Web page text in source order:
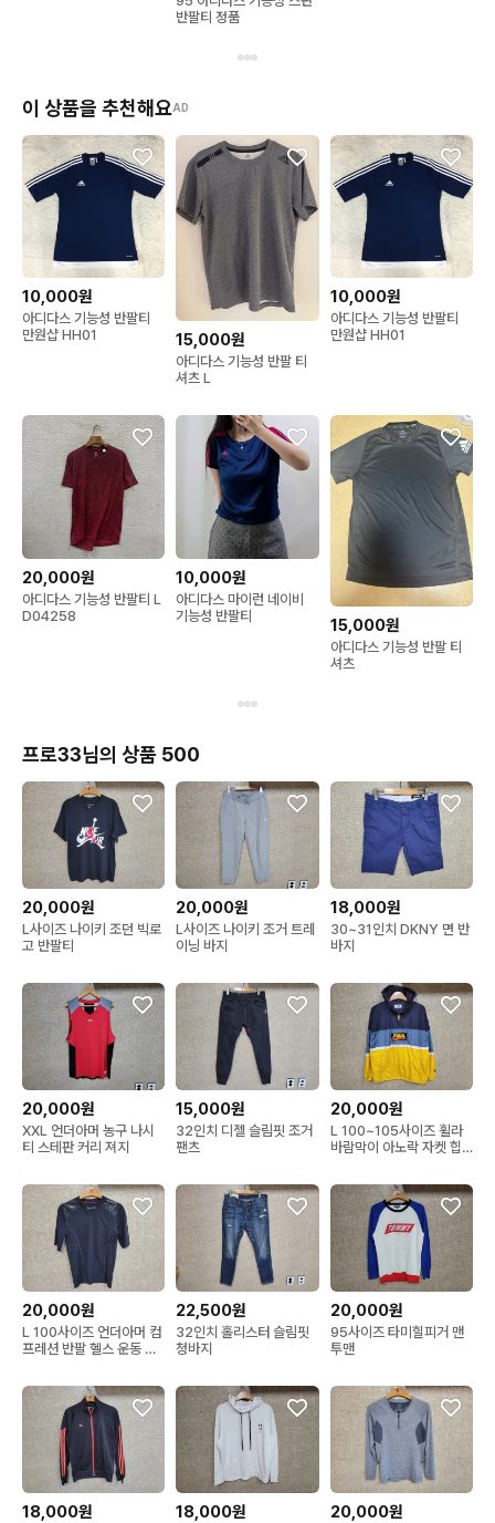
반팔티 정품
이 상품을 추천해요AD
10,000원
아디다스 기능성 반팔티
만원샵 HH01
15,000원
아디다스 기능성 반팔 티
셔츠 L
10,000원
아디다스 기능성 반팔티
만원샵 HH01
20,000원
아디다스 기능성 반팔티 L
D04258
10,000원
아디다스 마이런 네이비
기능성 반팔티
15,000원
아디다스 기능성 반팔 티
셔츠
프로33님의 상품 500
20,000원
L사이즈 나이키 조던 빅로
고 반팔티
20,000원
L사이즈 나이키 조거 트레
이닝 바지
18,000원
30~31인치 DKNY 면 반
바지
20,000원
XXL 언더아머 농구 나시
티 스테판 커리 져지
15,000원
32인치 디젤 슬림핏 조거
팬츠
20,000원
L 100~105사이즈 휠라
바람막이 아노락 자켓 힙
20,000원
L 100사이즈 언더아머 컴
프레션 반팔 헬스 운동 런
22,500원
32인치 홀리스터 슬림핏
청바지
20,000원
95사이즈 타미힐피거 맨
투맨
18,000원 18,000원 20,000원